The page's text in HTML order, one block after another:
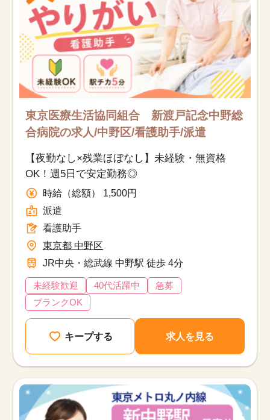
東京医療生活協同組合 新渡戸記念中野総
合病院の求人/中野区/看護助手/派遣
【夜勤なし×残業ほぼなし】未経験・無資格
OK！週5日で安定勤務◎
時給（総額） 1,500円
派遣
看護助手
東京都 中野区
JR中央・総武線 中野駅 徒歩 4分
未経験歓迎 40代活躍中
急募
ブランクOK
キープする 求人を見る